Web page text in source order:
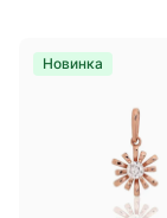
Новинка